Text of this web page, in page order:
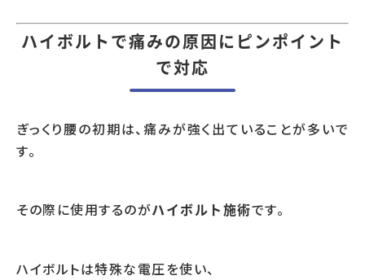
ハイボルトで痛みの原因にピンポイント
で対応
ぎっくり腰の初期は、痛みが強く出ていることが多いで
す。
その際に使用するのがハイボルト施術です。
ハイボルトは特殊な電圧を使い、